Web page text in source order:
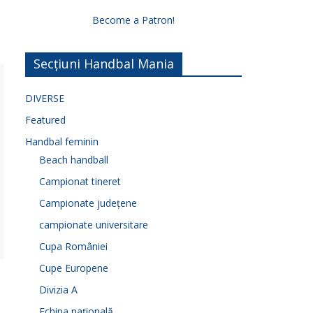
Become a Patron!
Secțiuni Handbal Mania
DIVERSE
Featured
Handbal feminin
Beach handball
Campionat tineret
Campionate județene
campionate universitare
Cupa României
Cupe Europene
Divizia A